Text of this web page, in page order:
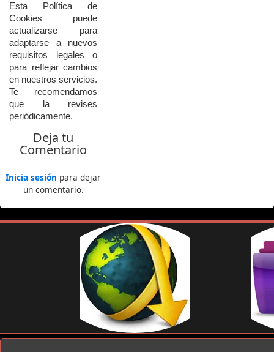
Esta Política de
Cookies puede
actualizarse para
adaptarse a nuevos
requisitos legales o
para reflejar cambios
en nuestros servicios.
Te recomendamos
que la revises
periódicamente.
Deja tu
Comentario
Inicia sesión para dejar
un comentario.